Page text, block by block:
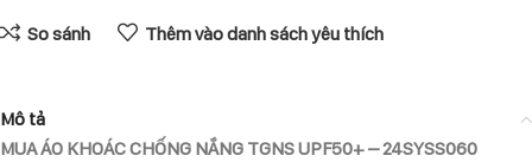
So sánh Thêm vào danh sách yêu thích
Mô tả
MUA ÁO KHOÁC CHỐNG NẮNG TGNS UPF50+ – 24SYSS060